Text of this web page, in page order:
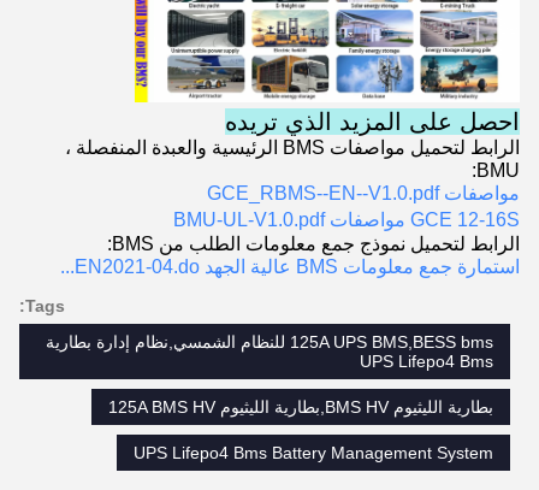
احصل على المزيد الذي تريده
الرابط لتحميل مواصفات BMS الرئيسية والعبدة المنفصلة ،
BMU:
مواصفات GCE_RBMS--EN--V1.0.pdf
GCE 12-16S مواصفات BMU-UL-V1.0.pdf
الرابط لتحميل نموذج جمع معلومات الطلب من BMS:
استمارة جمع معلومات BMS عالية الجهد EN2021-04.do...
Tags:
125A UPS BMS,BESS bms للنظام الشمسي,نظام إدارة بطارية
UPS Lifepo4 Bms
بطارية الليثيوم BMS HV,بطارية الليثيوم 125A BMS HV
UPS Lifepo4 Bms Battery Management System